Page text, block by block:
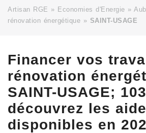
Artisan RGE » Economies d'Energie »
rénovation énergétique » SAINT-USAGE
Financer vos
rénovation
SAINT-USAGE;
découvrez les
disponibles en